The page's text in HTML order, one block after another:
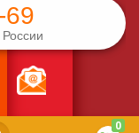
69
0